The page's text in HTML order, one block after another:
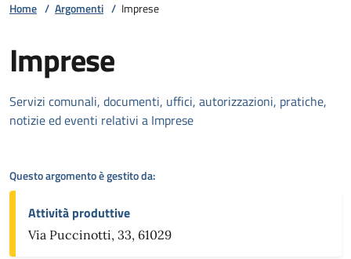
Home / Argomenti / Imprese
Imprese
Dettagli della notizia
Servizi comunali, documenti, uffici, autorizzazioni, pratiche,
notizie ed eventi relativi a Imprese
Questo argomento è gestito da:
Attività produttive
Via Puccinotti, 33, 61029